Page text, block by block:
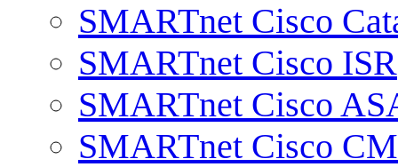
SMARTnet Cisco
SMARTnet Cisco ISR
SMARTnet Cisco
SMARTnet Cisco